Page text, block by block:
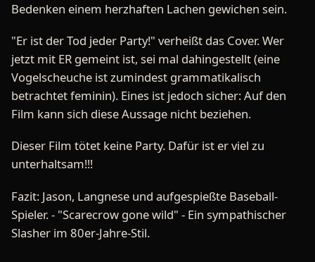
Bedenken einem herzhaften Lachen gewichen sein.
"Er ist der Tod jeder Party!" verheißt das Cover. Wer
jetzt mit ER gemeint ist, sei mal dahingestellt (eine
Vogelscheuche ist zumindest grammatikalisch
betrachtet feminin). Eines ist jedoch sicher: Auf den
Film kann sich diese Aussage nicht beziehen.
Dieser Film tötet keine Party. Dafür ist er viel zu
unterhaltsam!!!
Fazit: Jason, Langnese und aufgespießte Baseball-
Spieler. - "Scarecrow gone wild" - Ein sympathischer
Slasher im 80er-Jahre-Stil.